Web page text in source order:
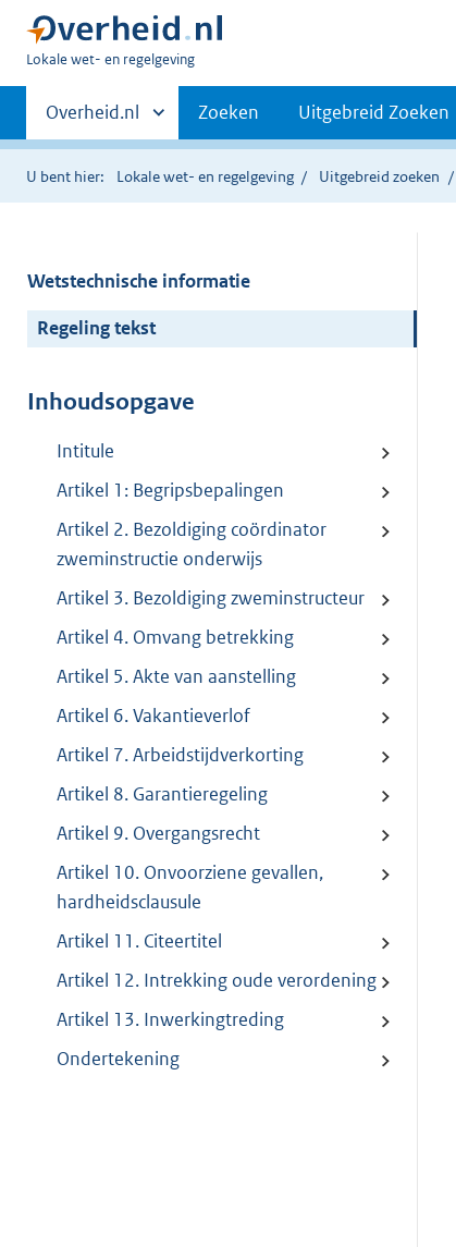
U
hier:
Lokale wet- en regelgeving
Primaire
navigatie
Andere
sites
binnen
Overheid.nl Zoeken Uitgebreid Zoeken
U bent hier: Lokale wet- en regelgeving Uitgebreid zoeken
Wetstechnische informatie
Regeling tekst
Inhoudsopgave
Intitule
Artikel 1: Begripsbepalingen
Artikel 2. Bezoldiging coördinator
zweminstructie onderwijs
Artikel 3. Bezoldiging zweminstructeur
Artikel 4. Omvang betrekking
Artikel 5. Akte van aanstelling
Artikel 6. Vakantieverlof
Artikel 7. Arbeidstijdverkorting
Artikel 8. Garantieregeling
Artikel 9. Overgangsrecht
Artikel 10. Onvoorziene gevallen,
hardheidsclausule
Artikel 11. Citeertitel
Artikel 12. Intrekking oude verordening
Artikel 13. Inwerkingtreding
Ondertekening